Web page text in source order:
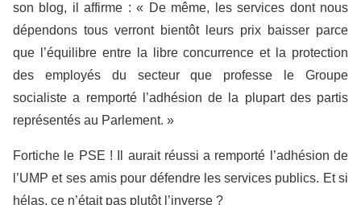
son blog, il affirme : « De même, les services dont nous
dépendons tous verront bientôt leurs prix baisser parce
que l’équilibre entre la libre concurrence et la protection
des employés du secteur que professe le Groupe
socialiste a remporté l’adhésion de la plupart des partis
représentés au Parlement. »
Fortiche le PSE ! Il aurait réussi a remporté l’adhésion de
l’UMP et ses amis pour défendre les services publics. Et si
hélas, ce n’était pas plutôt l’inverse ?